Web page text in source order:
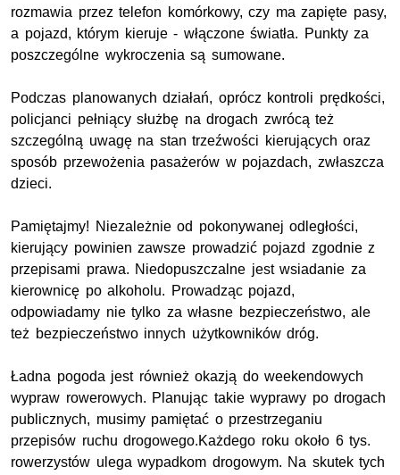
rozmawia przez telefon komórkowy, czy ma zapięte pasy,
a pojazd, którym kieruje - włączone światła. Punkty za
poszczególne wykroczenia są sumowane.
Podczas planowanych działań, oprócz kontroli prędkości,
policjanci pełniący służbę na drogach zwrócą też
szczególną uwagę na stan trzeźwości kierujących oraz
sposób przewożenia pasażerów w pojazdach, zwłaszcza
dzieci.
Pamiętajmy! Niezależnie od pokonywanej odległości,
kierujący powinien zawsze prowadzić pojazd zgodnie z
przepisami prawa. Niedopuszczalne jest wsiadanie za
kierownicę po alkoholu. Prowadząc pojazd,
odpowiadamy nie tylko za własne bezpieczeństwo, ale
też bezpieczeństwo innych użytkowników dróg.
Ładna pogoda jest również okazją do weekendowych
wypraw rowerowych. Planując takie wyprawy po drogach
publicznych, musimy pamiętać o przestrzeganiu
przepisów ruchu drogowego.Każdego roku około 6 tys.
rowerzystów ulega wypadkom drogowym. Na skutek tych